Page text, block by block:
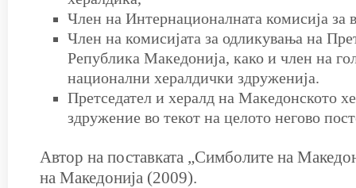
Член на Интернационалната комисија за
Член на комисијата за одликувања на
Република Македонија, како и член на
национални хералдички здруженија.
Претседател и хералд на Македонското
здружение во текот на целото негово
Автор на поставката „Симболите на
на Македонија (2009).